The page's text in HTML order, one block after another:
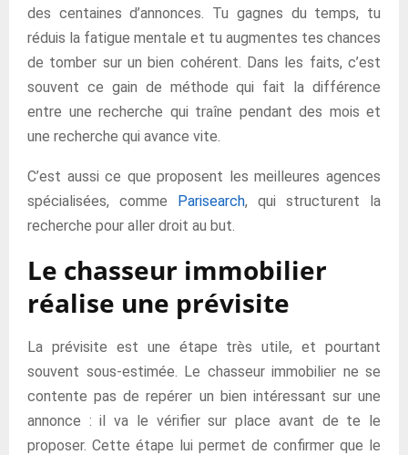
des centaines d’annonces. Tu gagnes du temps, tu
réduis la fatigue mentale et tu augmentes tes chances
de tomber sur un bien cohérent. Dans les faits, c’est
souvent ce gain de méthode qui fait la différence
entre une recherche qui traîne pendant des mois et
une recherche qui avance vite.
C’est aussi ce que proposent les meilleures agences
spécialisées, comme Parisearch, qui structurent la
recherche pour aller droit au but.
Le chasseur immobilier
réalise une prévisite
La prévisite est une étape très utile, et pourtant
souvent sous-estimée. Le chasseur immobilier ne se
contente pas de repérer un bien intéressant sur une
annonce : il va le vérifier sur place avant de te le
proposer. Cette étape lui permet de confirmer que le